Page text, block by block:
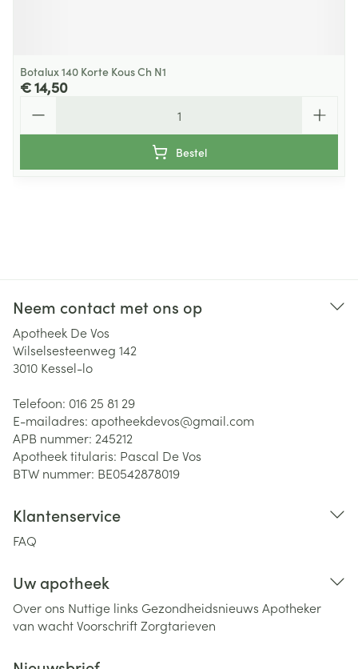
Botalux 140 Korte Kous Ch N1
€ 14,50
Bestel
Neem contact met ons op
Apotheek De Vos
Wilselsesteenweg 142
3010 Kessel-lo
Telefoon: 016 25 81 29
E-mailadres: apotheekdevos@gmail.com
APB nummer: 245212
Apotheek titularis: Pascal De Vos
BTW nummer: BE0542878019
Klantenservice
FAQ
Uw apotheek
Over ons Nuttige links Gezondheidsnieuws Apotheker
van wachtVoorschriftZorgtarieven